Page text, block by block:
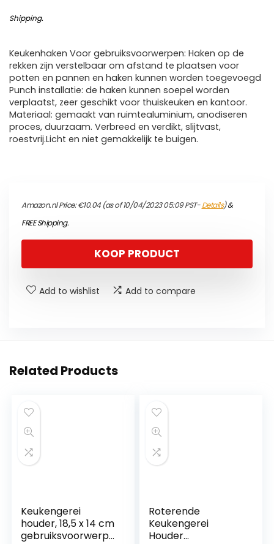
Shipping.
Keukenhaken Voor gebruiksvoorwerpen: Haken op de
rekken zijn verstelbaar om afstand te plaatsen voor
potten en pannen en haken kunnen worden toegevoegd
Punch installatie: de haken kunnen soepel worden
verplaatst, zeer geschikt voor thuiskeuken en kantoor.
Materiaal: gemaakt van ruimtealuminium, anodiseren
proces, duurzaam. Verbreed en verdikt, slijtvast,
roestvrij.Licht en niet gemakkelijk te buigen.
Amazon.nl Price:€10.04(as of 10/04/2023 05:09 PST-Details)&
FREE Shipping.
KOOP PRODUCT
Add to wishlist Add to compare
Related Products
Keukengerei
houder, 18,5 x 14 cm
gebruiksvoorwerpe
Roterende
Keukengerei
Houder